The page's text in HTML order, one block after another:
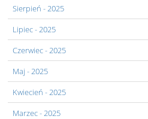
Sierpień - 2025
Lipiec- 2025
Czerwiec- 2025
Maj - 2025
Kwiecień - 2025
Marzec- 2025